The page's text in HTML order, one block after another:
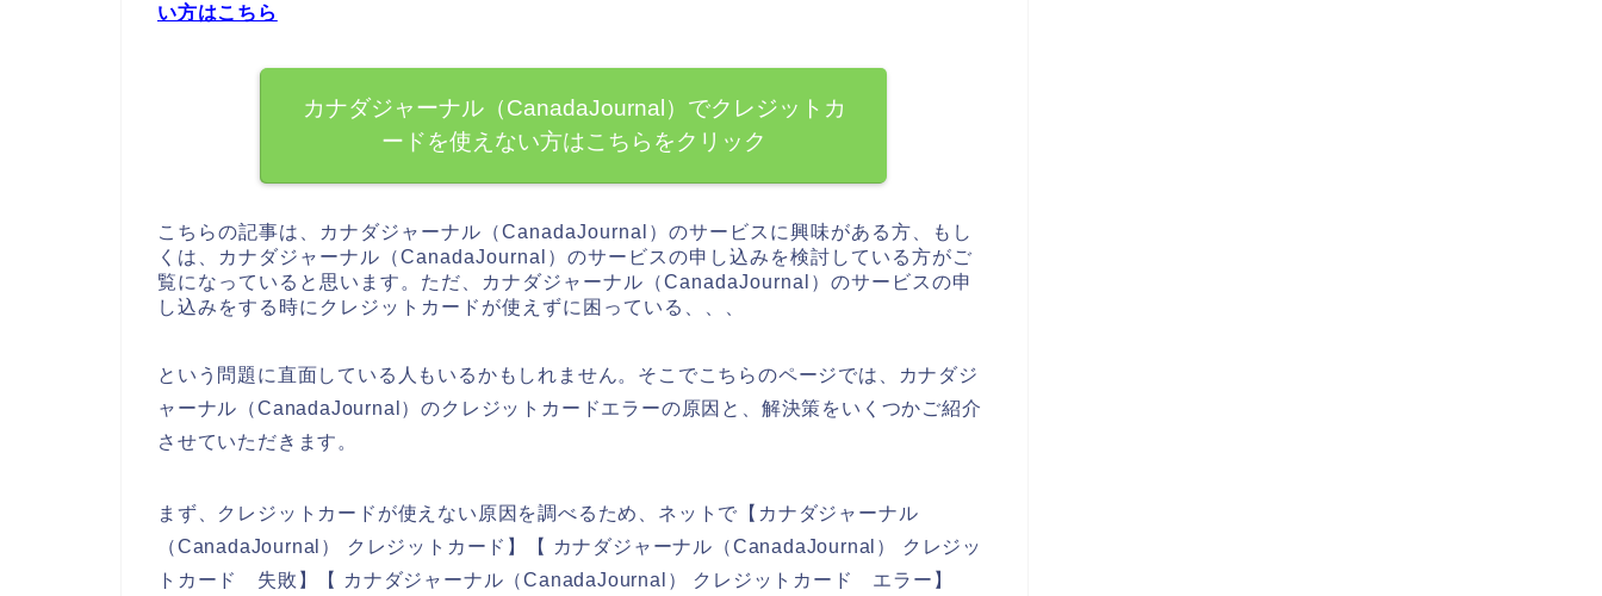
い方はこちら
カナダジャーナル（CanadaJournal）でクレジットカ
ードを使えない方はこちらをクリック
こちらの記事は、カナダジャーナル（CanadaJournal）のサービスに興味がある方、もし
くは、カナダジャーナル（CanadaJournal）のサービスの申し込みを検討している方がご
覧になっていると思います。ただ、カナダジャーナル（CanadaJournal）のサービスの申
し込みをする時にクレジットカードが使えずに困っている、、、
という問題に直面している人もいるかもしれません。そこでこちらのページでは、カナダジ
ャーナル（CanadaJournal）のクレジットカードエラーの原因と、解決策をいくつかご紹介
させていただきます。
まず、クレジットカードが使えない原因を調べるため、ネットで【カナダジャーナル
（CanadaJournal） クレジットカード】【 カナダジャーナル（CanadaJournal） クレジッ
トカード 失敗】【 カナダジャーナル（CanadaJournal） クレジットカード エラー】